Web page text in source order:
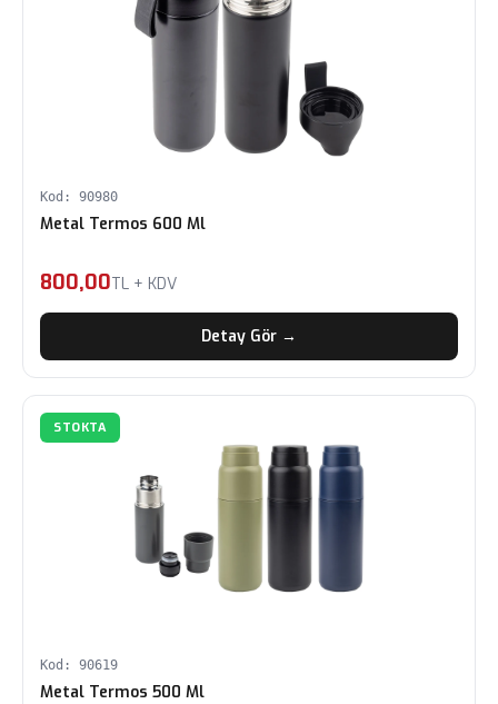
Kod: 90980
Metal Termos 600 Ml
800,00TL + KDV
Detay Gör →
STOKTA
Kod: 90619
Metal Termos 500 Ml